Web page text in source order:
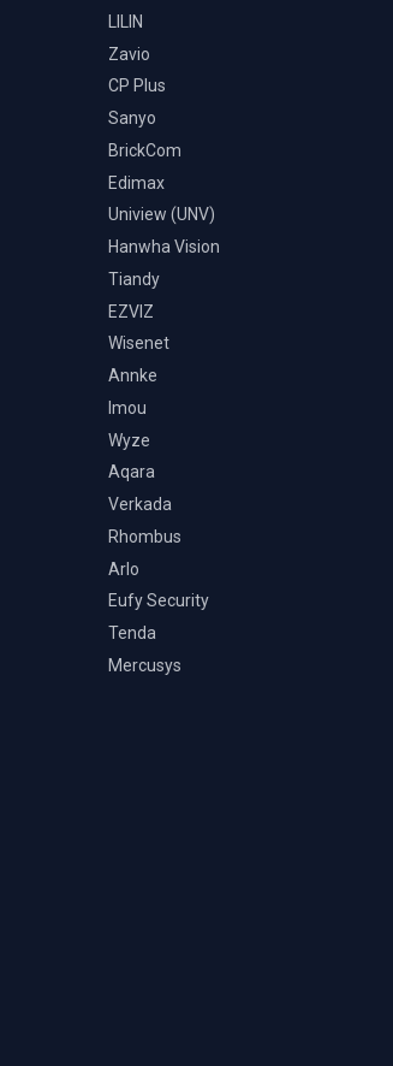
LILIN
Zavio
CP Plus
Sanyo
BrickCom
Edimax
Uniview (UNV)
Hanwha Vision
Tiandy
EZVIZ
Wisenet
Annke
Imou
Wyze
Aqara
Verkada
Rhombus
Arlo
Eufy Security
Tenda
Mercusys